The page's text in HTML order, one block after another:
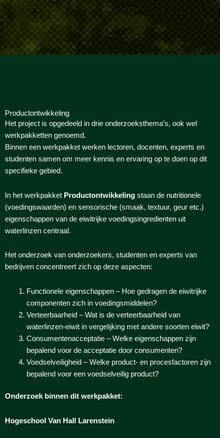
Productontwikkeling
Het project is opgedeeld in drie onderzoeksthema’s, ook wel
werkpakketten genoemd.
Binnen een werkpakket werken lectoren, docenten, experts en
studenten samen om meer kennis en ervaring op te doen op dit
specifieke gebied.
In het werkpakket Productontwikkeling staan de nutritionele
(voedingswaarden) en sensorische (smaak, textuur, geur etc.)
eigenschappen van de eiwitrijke voedingsingredienten uit
waterlinzen centraal.
Het onderzoek van onderzoekers, studenten en experts van
bedrijven concentreert zich op deze aspecten:
Functionele eigenschappen – Hoe gedragen de eiwitrijke
componenten zich in voedingsmiddelen?
Verteerbaarheid – Wat is de verteerbaarheid van
waterlinzen-eiwit in vergelijking met andere soorten eiwit?
Consumentenacceptatie – Welke eigenschappen zijn
bepalend voor de acceptatie door consumenten?
Voedselveiligheid – Welke product- en procesfactoren zijn
bepalend voor een voedselveilig product?
Onderzoek binnen dit werkpakket:
Hogeschool Van Hall Larenstein